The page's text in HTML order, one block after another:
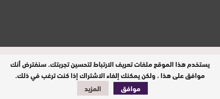
المدير المسؤول : ابيبك المحفوظ / جميع
الحقوق محفوظة © 2026
تصميم وبرمجة
يستخدم هذا الموقع ملفات تعريف الارتباط لتحسين تجربتك. سنفترض أنك
موافق على هذا ، ولكن يمكنك إلغاء الاشتراك إذا كنت ترغب في ذلك.
موافق
المزيد